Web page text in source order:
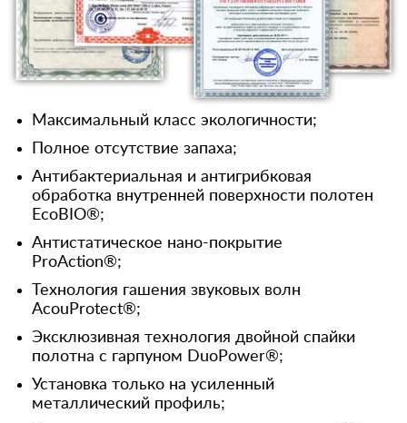
Максимальный класс экологичности;
Полное отсутствие запаха;
Антибактериальная и антигрибковая
обработка внутренней поверхности полотен
EcoBIO®;
Антистатическое нано-покрытие
ProAction®;
Технология гашения звуковых волн
AcouProtect®;
Эксклюзивная технология двойной спайки
полотна с гарпуном DuoPower®;
Установка только на усиленный
металлический профиль;